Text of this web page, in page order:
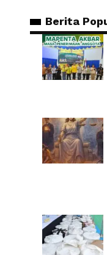
Berita